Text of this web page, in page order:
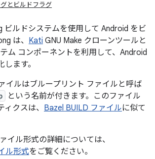
とビルドフラグ
ビルドシステムを使用して Android をビ
は、 Kati GNU Make クローンツールと
ム コンポーネントを利用して、Android
ます。
イルはブループリント ファイルと呼ば
という名前が付きます。
このファイル
クスは、 Bazel BUILD ファイルに似て
イル形式の詳細については、
ル形式をご覧ください。